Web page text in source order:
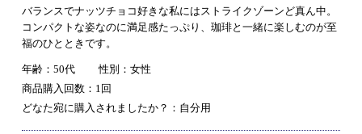
バランスでナッツチョコ好きな私にはストライクゾーンど真ん中。
コンパクトな姿なのに満足感たっぷり、珈琲と一緒に楽しむのが至
福のひとときです。
年齢：50代
性別：女性
商品購入回数：1回
どなた宛に購入されましたか？：自分用